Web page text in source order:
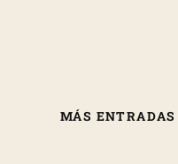
MÁS ENTRADAS